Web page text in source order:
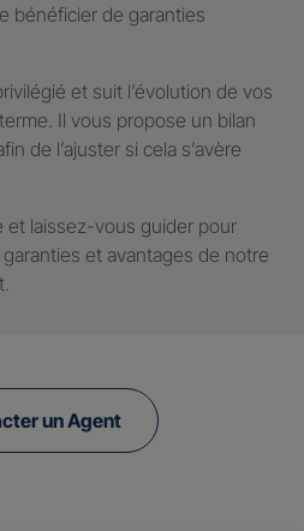
bénéficier de garanties
et suit l’évolution de vos
Il vous propose un bilan
de l’ajuster si cela s’avère
et laissez-vous guider pour
et avantages de notre
un Agent